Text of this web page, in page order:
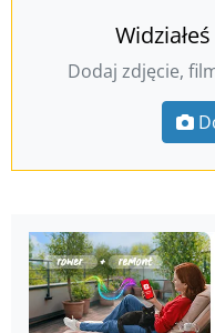
Dodaj zdjęcie,